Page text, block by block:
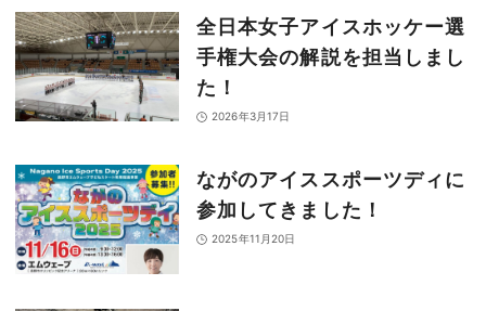
全日本女子アイスホッケー選
手権大会の解説を担当しまし
た！
2026年3月17日
ながのアイススポーツディに
参加してきました！
2025年11月20日